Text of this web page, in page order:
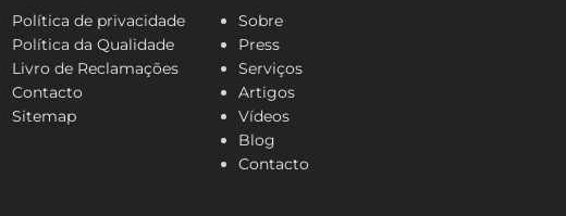
Política de privacidade
Política da Qualidade
Livro de Reclamações
Contacto
Sitemap
Sobre
Press
Serviços
Artigos
Vídeos
Blog
Contacto